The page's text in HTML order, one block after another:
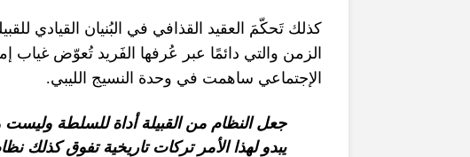
كذلك تَحكّمَ العقيد القذافي في البُنيان القيادي
الزمن والتي دائمًا عبر عُرفها الفَريد تُعوّض غياب
الإجتماعي ساهمت في وحدة النسيج الليبي.
جعل النظام من القبيلة أداة للسلطة
يبدو لهذا الأمر تركات تاريخية تفوق كذلك